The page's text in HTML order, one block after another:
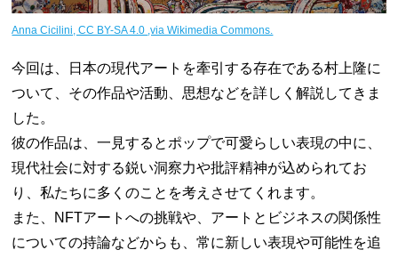
Anna Cicilini, CC BY-SA 4.0 ,via Wikimedia Commons.
今回は、日本の現代アートを牽引する存在である村上隆に
ついて、その作品や活動、思想などを詳しく解説してきま
した。
彼の作品は、一見するとポップで可愛らしい表現の中に、
現代社会に対する鋭い洞察力や批評精神が込められてお
り、私たちに多くのことを考えさせてくれます。
また、NFTアートへの挑戦や、アートとビジネスの関係性
についての持論などからも、常に新しい表現や可能性を追